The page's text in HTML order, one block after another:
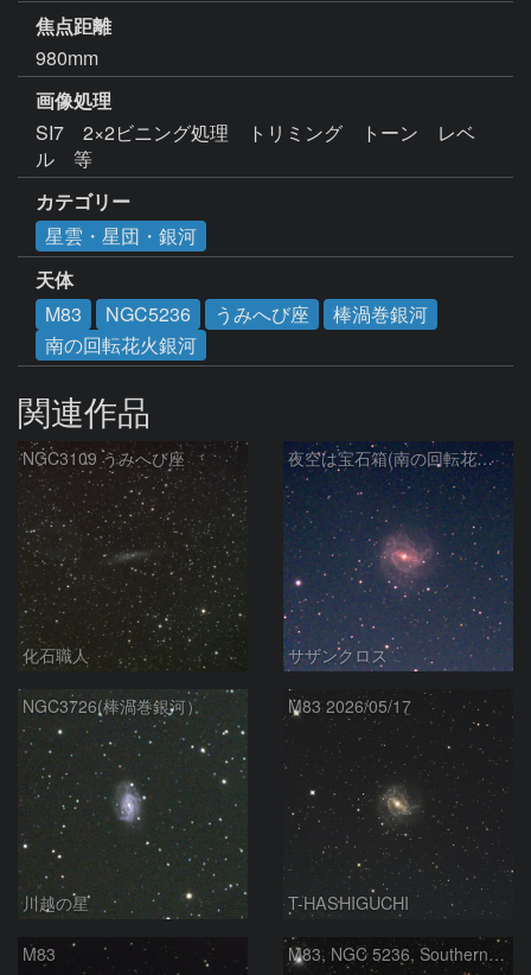
焦点距離
980mm
画像処理
SI7　2×2ビニング処理　トリミング　トーン　レベ
ル　等
カテゴリー
星雲・星団・銀河
天体
M83
NGC5236 うみへび座
棒渦巻銀河
南の回転花火銀河
関連作品
NGC3109 うみへび座
化石職人
夜空は宝石箱(南の回転花火銀河 M83) Seestar50
サザンクロス
NGC3726(棒渦巻銀河）
川越の星
M83 2026/05/17
T-HASHIGUCHI
M83 M83, NGC 5236, Southern Pinwheel